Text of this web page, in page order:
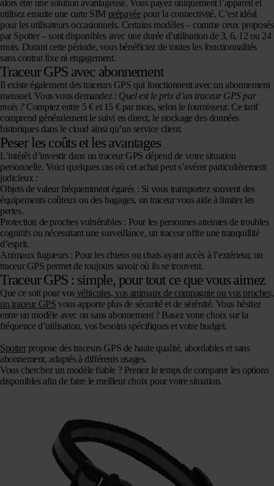
alors être une solution avantageuse. Vous payez uniquement l’appareil et
utilisez ensuite une carte SIM prépayéepour la connectivité. C’est idéal
pour les utilisateurs occasionnels. Certains modèles – comme ceux proposés
par Spotter – sont disponibles avec une durée d’utilisation de 3, 6, 12 ou 24
mois. Durant cette période, vous bénéficiez de toutes les fonctionnalités
sans contrat fixe ni engagement.
Traceur GPS avec abonnement
Il existe également des traceurs GPS qui fonctionnent avec un abonnement
mensuel. Vous vous demandez : Quel est le prix d’un traceur GPS par
mois ?Comptez entre 5 € et 15 € par mois, selon le fournisseur. Ce tarif
comprend généralement le suivi en direct, le stockage des données
historiques dans le cloud ainsi qu’un service client.
Peser les coûts et les avantages
L’intérêt d’investir dans un traceur GPS dépend de votre situation
personnelle. Voici quelques cas où cet achat peut s’avérer particulièrement
judicieux :
Objets de valeur fréquemment égarés : Si vous transportez souvent des
équipements coûteux ou des bagages, un traceur vous aide à limiter les
pertes.
Protection de proches vulnérables : Pour les personnes atteintes de troubles
cognitifs ou nécessitant une surveillance, un traceur offre une tranquillité
d’esprit.
Animaux fugueurs : Pour les chiens ou chats ayant accès à l’extérieur, un
traceur GPS permet de toujours savoir où ils se trouvent.
Traceur GPS : simple, pour tout ce que vous aimez
Que ce soit pour vos véhicules, vos animaux de compagnie ou vos proches,
un traceur GPS vous apporte plus de sécurité et de sérénité. Vous hésitez
entre un modèle avec ou sans abonnement ? Basez votre choix sur la
fréquence d’utilisation, vos besoins spécifiques et votre budget.
Spotterpropose des traceurs GPS de haute qualité, abordables et sans
abonnement, adaptés à différents usages.
Vous cherchez un modèle fiable ? Prenez le temps de comparer les options
disponibles afin de faire le meilleur choix pour votre situation.